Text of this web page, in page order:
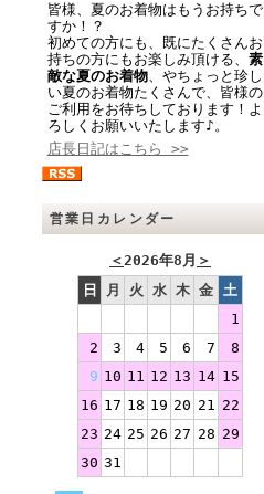
皆様、夏のお着物はもうお持ちで
すか！？
初めての方にも、既にたくさんお
持ちの方にもお楽しみ頂ける、 素
敵な夏のお着物、やちょっと珍し
い夏のお着物たくさんで、皆様の
ご利用をお待ちしております！よ
ろしくお願いいたします♪。
店長日記はこちら >>
営業日カレンダー
＜2026年8月 ＞
日
月 火 水 木 金 土
1
2
3 4 5 6 7
8
9 10 11 12 13 14 15
16 17 18 19 20 21 22
23 24 25 26 27 28 29
30 31